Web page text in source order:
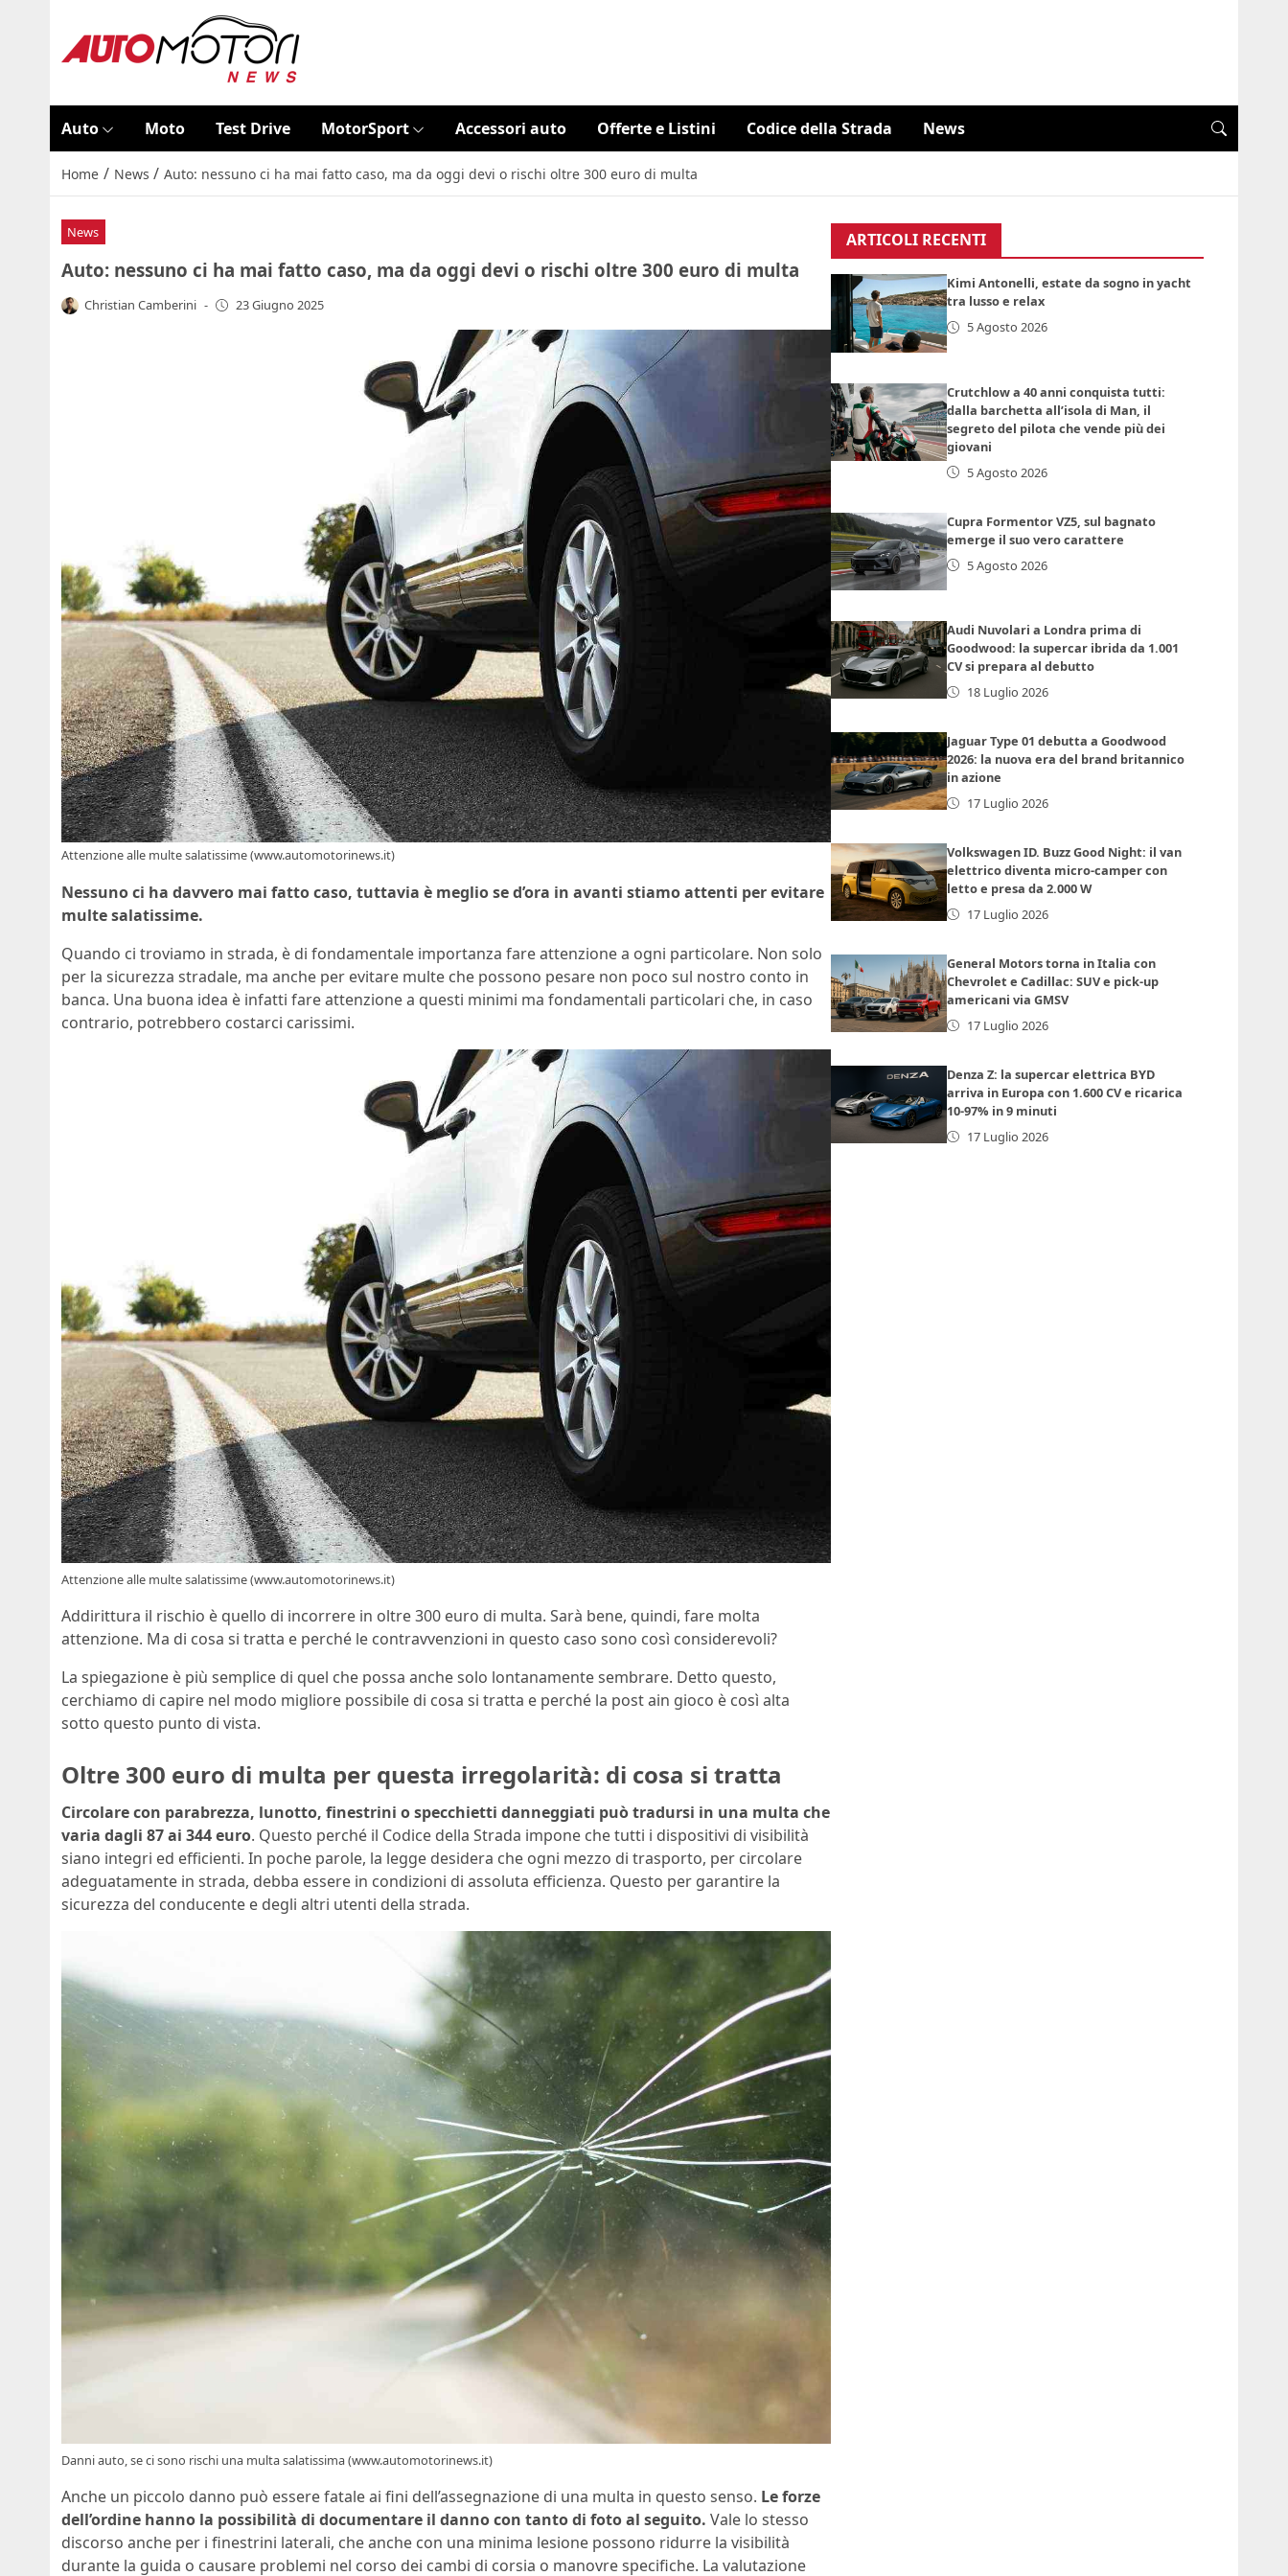
Auto Moto Test Drive MotorSport Accessori auto Offerte e Listini Codice della Strada News
Home / News / Auto: nessuno ci ha mai fatto caso, ma da oggi devi o rischi oltre 300 euro di multa
News
Auto: nessuno ci ha mai fatto caso, ma da oggi devi o rischi oltre 300 euro di multa
Christian Camberini - 23 Giugno 2025
Attenzione alle multe salatissime (www.automotorinews.it)
Nessuno ci ha davvero mai fatto caso, tuttavia è meglio se d’ora in avanti stiamo attenti per evitare
multe salatissime.
Quando ci troviamo in strada, è di fondamentale importanza fare attenzione a ogni particolare. Non solo
per la sicurezza stradale, ma anche per evitare multe che possono pesare non poco sul nostro conto in
banca. Una buona idea è infatti fare attenzione a questi minimi ma fondamentali particolari che, in caso
contrario, potrebbero costarci carissimi.
Attenzione alle multe salatissime (www.automotorinews.it)
Addirittura il rischio è quello di incorrere in oltre 300 euro di multa. Sarà bene, quindi, fare molta
attenzione. Ma di cosa si tratta e perché le contravvenzioni in questo caso sono così considerevoli?
La spiegazione è più semplice di quel che possa anche solo lontanamente sembrare. Detto questo,
cerchiamo di capire nel modo migliore possibile di cosa si tratta e perché la post ain gioco è così alta
sotto questo punto di vista.
Oltre 300 euro di multa per questa irregolarità: di cosa si tratta
Circolare con parabrezza, lunotto, finestrini o specchietti danneggiati può tradursi in una multa che
varia dagli 87 ai 344 euro. Questo perché il Codice della Strada impone che tutti i dispositivi di visibilità
siano integri ed efficienti. In poche parole, la legge desidera che ogni mezzo di trasporto, per circolare
adeguatamente in strada, debba essere in condizioni di assoluta efficienza. Questo per garantire la
sicurezza del conducente e degli altri utenti della strada.
Danni auto, se ci sono rischi una multa salatissima (www.automotorinews.it)
Anche un piccolo danno può essere fatale ai fini dell’assegnazione di una multa in questo senso. Le forze
dell’ordine hanno la possibilità di documentare il danno con tanto di foto al seguito. Vale lo stesso
discorso anche per i finestrini laterali, che anche con una minima lesione possono ridurre la visibilità
durante la guida o causare problemi nel corso dei cambi di corsia o manovre specifiche. La valutazione
ARTICOLI RECENTI
Kimi Antonelli, estate da sogno in yacht
tra lusso e relax
5 Agosto 2026
Crutchlow a 40 anni conquista tutti:
dalla barchetta all’isola di Man, il
segreto del pilota che vende più dei
giovani
5 Agosto 2026
Cupra Formentor VZ5, sul bagnato
emerge il suo vero carattere
5 Agosto 2026
Audi Nuvolari a Londra prima di
Goodwood: la supercar ibrida da 1.001
CV si prepara al debutto
18 Luglio 2026
Jaguar Type 01 debutta a Goodwood
2026: la nuova era del brand britannico
in azione
17 Luglio 2026
Volkswagen ID. Buzz Good Night: il van
elettrico diventa micro-camper con
letto e presa da 2.000 W
17 Luglio 2026
General Motors torna in Italia con
Chevrolet e Cadillac: SUV e pick-up
americani via GMSV
17 Luglio 2026
Denza Z: la supercar elettrica BYD
arriva in Europa con 1.600 CV e ricarica
10-97% in 9 minuti
17 Luglio 2026